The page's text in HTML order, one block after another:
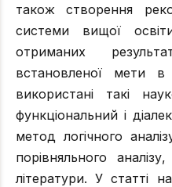
також створення
системи вищої
отриманих
встановленої мети
використані такі
функціональний і
метод логічного
порівняльного
літератури. У статті